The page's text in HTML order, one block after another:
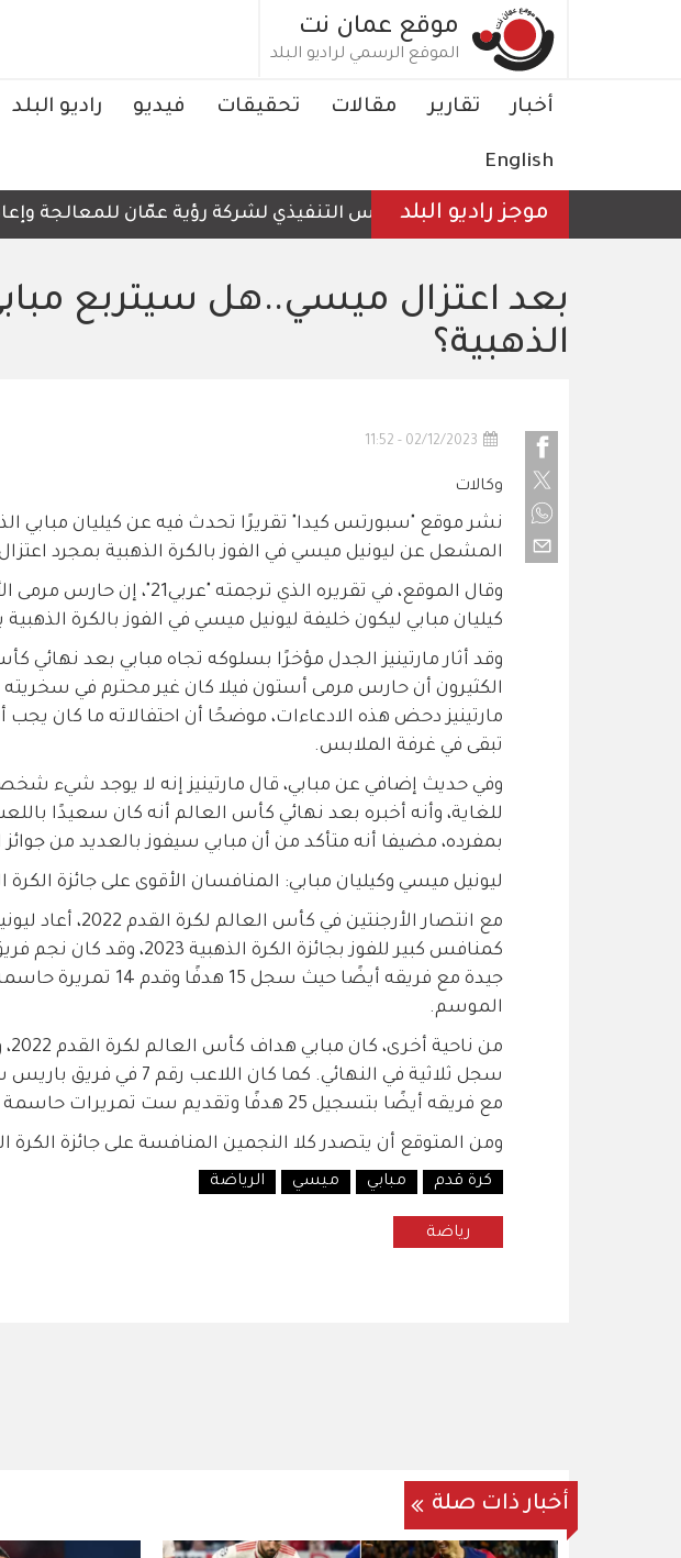
موقع عمان نت
الموقع الرسمي لراديو البلد
Main
أخبار تقارير مقالات تحقيقات فيديو راديو البلد
English
موجز راديو البلدالرئيس التنفيذي لشركة رؤية عمّان للمعالجة وإعادة
بعد اعتزال ميسي..هل سيتربع
الذهبية؟
02/12/2023 - 11:52
وكالات
نشر موقع "سبورتس كيدا" تقريرًا تحدث فيه عن كيليان مبابي
المشعل عن ليونيل ميسي في الفوز بالكرة الذهبية بمجرد
وقال الموقع، في تقريره الذي
كيليان مبابي ليكون خليفة ليونيل ميسي في الفوز بالكرة الذهبية
الكثيرون أن حارس مرمى أستون فيلا كان غير محترم في
مارتينيز دحض هذه الادعاءات، موضحًا أن احتفالاته ما كان يجب
تبقى في غرفة الملابس.
وفي حديث إضافي عن مبابي، قال مارتينيز إنه لا يوجد شيء
للغاية، وأنه أخبره بعد نهائي كأس العالم أنه كان سعيدًا
بمفرده، مضيفا أنه متأكد من أن مبابي سيفوز بالعديد من
ليونيل ميسي وكيليان مبابي: المنافسان الأقوى على جائزة الكرة
مع انتصار الأرجنتين في
كمنافس كبير للفوز بجائزة الكرة
الموسم.
من
سجل ثلاثية في النهائي. كما
مع فريقه أيضًا بتسجيل 25 هدفًا وتقديم ست تمريرات حاسمة في 26 مباراة.
ومن المتوقع أن يتصدر كلا النجمين المنافسة على جائزة الكرة
كرة قدم مبابي ميسي الرياضة
رياضة
أخبار ذات صلة